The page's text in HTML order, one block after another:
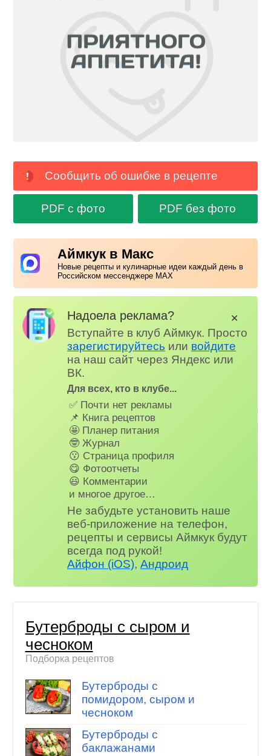
Сообщить об ошибке в рецепте
PDF с фото PDF без фото
Аймкук в Макс
Новые рецепты и кулинарные идеи каждый день в
Российском мессенджере MAX
Надоела реклама?
Вступайте в клуб Аймкук. Просто
зарегистируйтесь или войдите
на наш сайт через Яндекс или
ВК.
Для всех, кто в клубе...
✅ Почти нет рекламы
📌 Книга рецептов
🤩 Планер питания
🤓 Журнал
😗 Страница профиля
😋 Фотоотчеты
😃 Комментарии
и многое другое…
Не забудьте установить наше
веб-приложение на телефон,
рецепты и сервисы Аймкук будут
всегда под рукой!
Айфон (iOS),Андроид
✕
Бутерброды с сыром и
чесноком
Подборка рецептов
Бутерброды с
помидором, сыром и
чесноком
Бутерброды с
баклажанами